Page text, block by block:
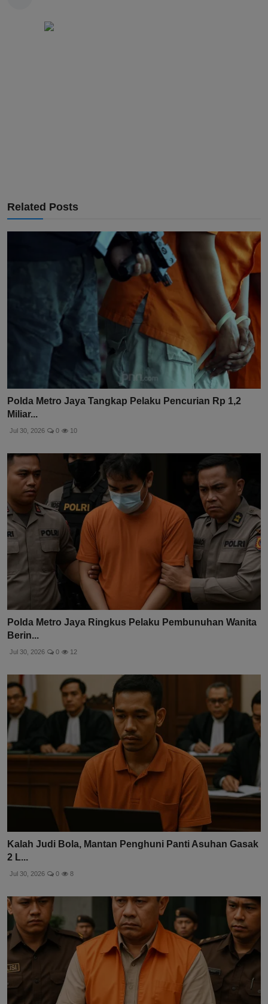
Related Posts
Polda Metro Jaya Tangkap Pelaku Pencurian Rp 1,2
Miliar...
Jul 30, 2026 0 10
Polda Metro Jaya Ringkus Pelaku Pembunuhan Wanita
Berin...
Jul 30, 2026 0 12
Kalah Judi Bola, Mantan Penghuni Panti Asuhan Gasak
2 L...
Jul 30, 2026 0 8